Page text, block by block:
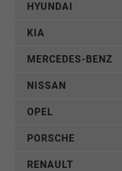
HYUNDAI
KIA
MERCEDES-BENZ
NISSAN
OPEL
PORSCHE
RENAULT